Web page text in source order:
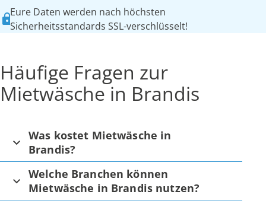
Eure Daten werden nach höchsten
Sicherheitsstandards SSL-verschlüsselt!
Häufige Fragen zur
Mietwäsche in Brandis
Was kostet Mietwäsche in
Brandis?
Welche Branchen können
Mietwäsche in Brandis nutzen?